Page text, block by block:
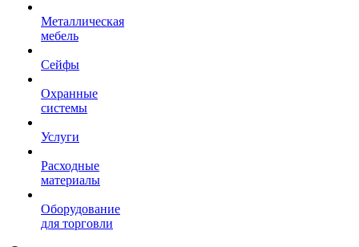
Металлическая
мебель
Сейфы
Охранные
системы
Услуги
Расходные
материалы
Оборудование
для торговли